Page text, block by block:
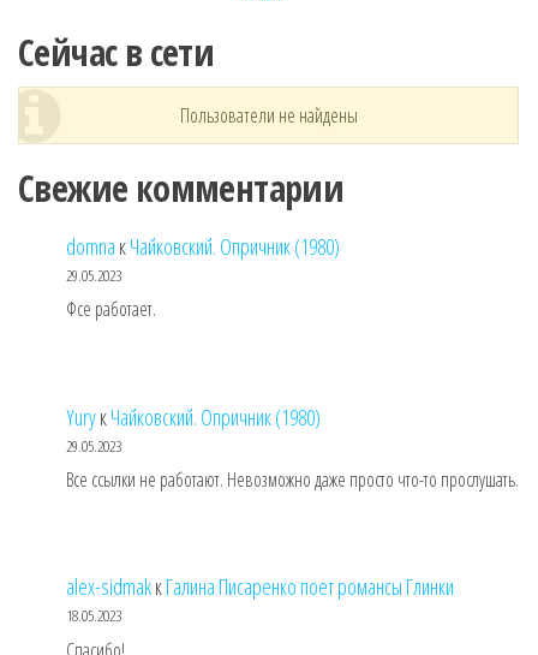
Сейчас в сети
Пользователи не найдены
Свежие комментарии
domna кЧайковский. Опричник (1980)
29.05.2023
Фсе работает.
YuryкЧайковский. Опричник (1980)
29.05.2023
Все ссылки не работают. Невозможно даже просто что-то прослушать.
alex-sidmakкГалина Писаренко поет романсы Глинки
18.05.2023